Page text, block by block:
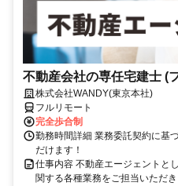
不動産会社の専任宅建士 (
株式会社WANDY(東京本社)
フルリモート
完全歩合制
勤務時間詳細 業務委託契約に基
だけます！
仕事内容 不動産エージェントと
関する各種業務をご担当いただ